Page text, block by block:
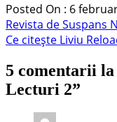
Posted On : 6
Navigare
în
articole
Articolul
anterior:
Revista de Suspans
Articolul
Ce citește Liviu
5 comentarii la
Lecturi 2”